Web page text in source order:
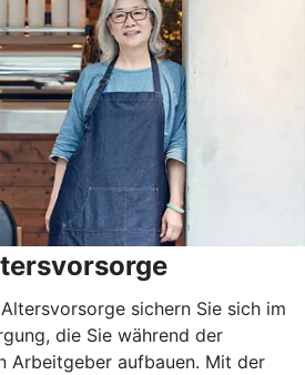
sichern Sie sich im
die Sie während der
Arbeitgeber aufbauen. Mit der